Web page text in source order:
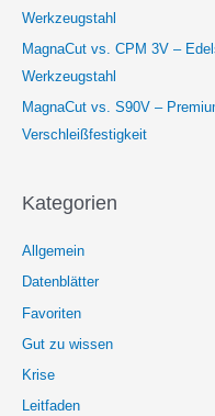
Werkzeugstahl
MagnaCut vs. CPM 3V –
Werkzeugstahl
MagnaCut vs. S90V –
Verschleißfestigkeit
Kategorien
Allgemein
Datenblätter
Favoriten
Gut zu wissen
Krise
Leitfaden